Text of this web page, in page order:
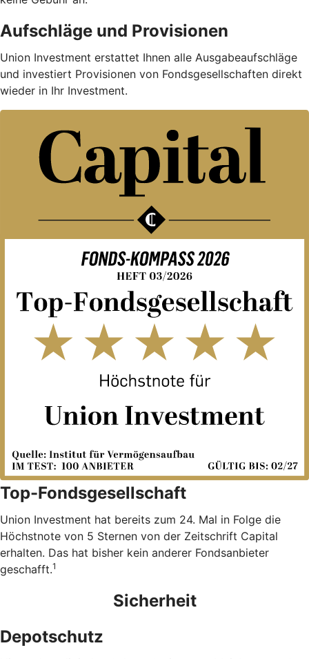
Aufschläge und Provisionen
Union Investment erstattet Ihnen alle Ausgabe­auf­schläge
und investiert Provisionen von Fondsgesellschaften direkt
wieder in Ihr Investment.
Top-Fondsgesellschaft
Union Investment hat bereits zum 24. Mal in Folge die
Höchstnote von 5 Sternen von der Zeitschrift Capital
erhalten. Das hat bisher kein anderer Fondsanbieter
geschafft.1
Sicherheit
Depotschutz